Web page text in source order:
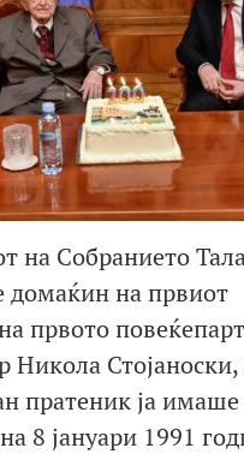
на Собранието
домаќин на првиот
првото
Никола Стојаноски,
пратеник ја имаше
8 јануари 1991